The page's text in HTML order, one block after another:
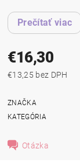
Prečítať viac
€16,30
€13,25 bez DPH
ZNAČKA
KATEGÓRIA
Otázka